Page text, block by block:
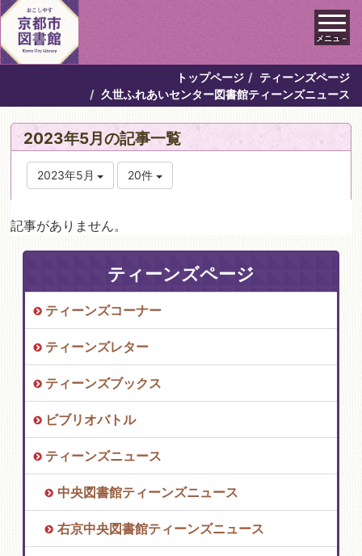
メニュ－
トップページ
ティーンズページ
久世ふれあいセンター図書館ティーンズニュース
2023年5月の記事一覧
2023年5月 20件
記事がありません。
ティーンズページ
ティーンズコーナー
ティーンズレター
ティーンズブックス
ビブリオバトル
ティーンズニュース
中央図書館ティーンズニュース
右京中央図書館ティーンズニュース